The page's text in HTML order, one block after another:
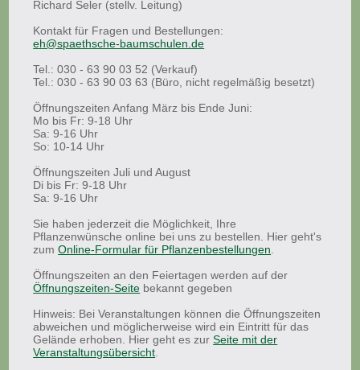
Richard Seler (stellv. Leitung)
Kontakt für Fragen und Bestellungen:
eh@spaethsche-baumschulen.de
Tel.: 030 - 63 90 03 52 (Verkauf)
Tel.: 030 - 63 90 03 63 (Büro, nicht regelmäßig besetzt)
Öffnungszeiten Anfang März bis Ende Juni:
Mo bis Fr: 9-18 Uhr
Sa: 9-16 Uhr
So: 10-14 Uhr
Öffnungszeiten Juli und August
Di bis Fr: 9-18 Uhr
Sa: 9-16 Uhr
Sie haben jederzeit die Möglichkeit, Ihre
Pflanzenwünsche online bei uns zu bestellen. Hier geht's
zumOnline-Formular für Pflanzenbestellungen
Öffnungszeiten an den Feiertagen werden auf der
Öffnungszeiten-Seite bekannt gegeben
Hinweis: Bei Veranstaltungen können die Öffnungszeiten
abweichen und möglicherweise wird ein Eintritt für das
Gelände erhoben. Hier geht es zurSeite mit der
Veranstaltungsübersicht